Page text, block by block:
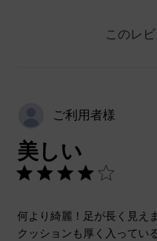
このレ
ご利用者様
美しい
何より綺麗！足が長く見えま
クッションも厚く入ってい